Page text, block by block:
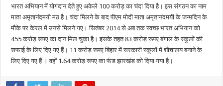
भारत अभियान में योगदान देते हुए अकेले 100 करोड़ का चंदा दिया है। इस संगठन का नाम
माता अमृतानंदमयी मठ है। चंदा मिलने के बाद पीएम मोदी माता अमृतानंदमयी के जन्मदिन के
मौके पर केरल में उनसे मिलने गए। सितंबर 2014 से अब तक स्वच्छ भारत अभियान को
455 करोड़ रूपए का दान मिल चुका है। इसके तहत 83 करोड़ रूपए बंगाल के स्कूलों की
सफाई के लिए दिए गए हैं। 11 करोड़ रूपए बिहार में सरकारी स्कूलों में शौचालय बनाने के
लिए दिए गए हैं । वहीं 1.64 करोड़ रूपए का फंड झारखंड को दिया गया है।